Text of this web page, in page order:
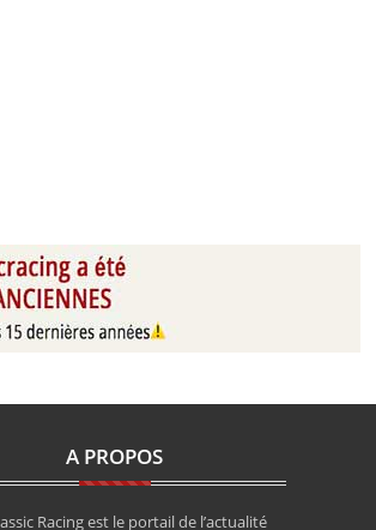
A PROPOS
Racing est le portail de l’actualité